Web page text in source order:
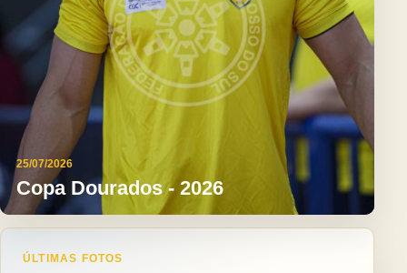
25/07/2026
Copa Dourados - 2026
ÚLTIMAS FOTOS